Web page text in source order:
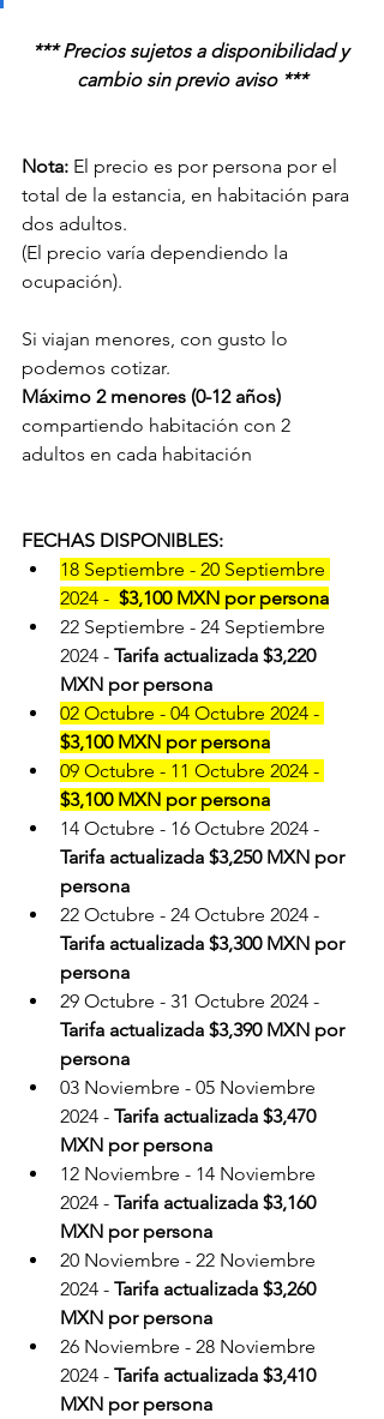
*** Precios sujetos a disponibilidad y
cambio sin previo aviso ***
Nota: El precio es por persona por el
total de la estancia, en habitación para
dos adultos.
(El precio varía dependiendo la
ocupación).
Si viajan menores, con gusto lo
podemos cotizar.
Máximo 2 menores (0-12 años)
compartiendo habitación con 2
adultos en cada habitación
FECHAS DISPONIBLES:
18 Septiembre - 20 Septiembre
2024 - $3,100 MXN por persona
22 Septiembre - 24 Septiembre
2024 - Tarifa actualizada $3,220
MXN por persona
02 Octubre - 04 Octubre 2024 -
$3,100 MXN por persona
09 Octubre - 11 Octubre 2024 -
$3,100 MXN por persona
14 Octubre - 16 Octubre 2024 -
Tarifa actualizada $3,250 MXN por
persona
22 Octubre - 24 Octubre 2024 -
Tarifa actualizada $3,300 MXN por
persona
29 Octubre - 31 Octubre 2024 -
Tarifa actualizada $3,390 MXN por
persona
03 Noviembre - 05 Noviembre
2024 - Tarifa actualizada $3,470
MXN por persona
12 Noviembre - 14 Noviembre
2024 - Tarifa actualizada $3,160
MXN por persona
20 Noviembre - 22 Noviembre
2024 - Tarifa actualizada $3,260
MXN por persona
26 Noviembre - 28 Noviembre
2024 - Tarifa actualizada $3,410
MXN por persona